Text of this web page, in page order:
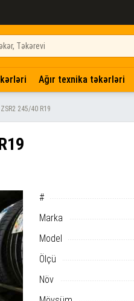
Ağır texnika təkərləri
245/40 R19
#
Marka
Model
Ölçü
Növ